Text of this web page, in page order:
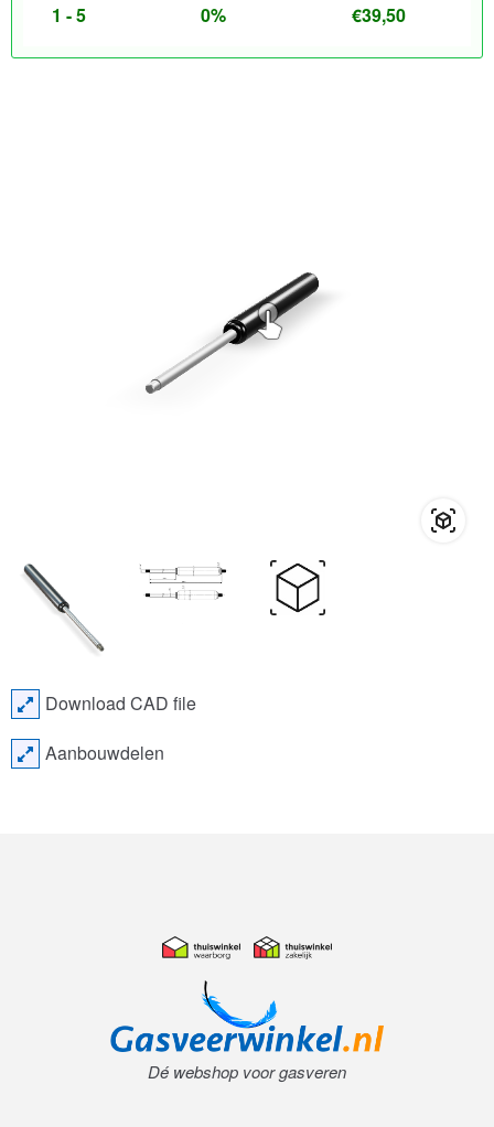
1 - 5 0% €39,50
Download CAD file
Aanbouwdelen
Dé webshop voor gasveren